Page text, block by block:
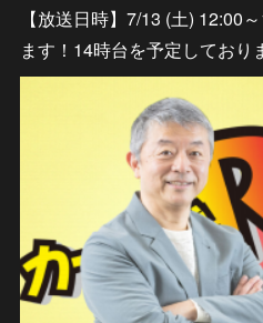
【放送日時】7/13 (土) 12:00
ます！14時台を予定してお